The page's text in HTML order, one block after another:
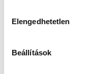
Elengedhetetlen
Beállítások